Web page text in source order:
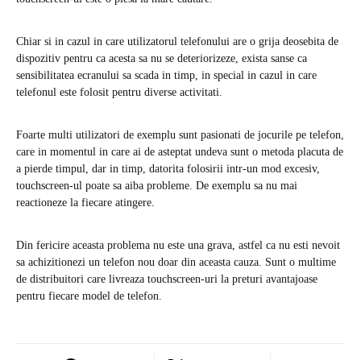
Chiar si in cazul in care utilizatorul telefonului are o grija deosebita de
dispozitiv pentru ca acesta sa nu se deteriorizeze, exista sanse ca
sensibilitatea ecranului sa scada in timp, in special in cazul in care
telefonul este folosit pentru diverse activitati.
Foarte multi utilizatori de exemplu sunt pasionati de jocurile pe telefon,
care in momentul in care ai de asteptat undeva sunt o metoda placuta de
a pierde timpul, dar in timp, datorita folosirii intr-un mod excesiv,
touchscreen-ul poate sa aiba probleme. De exemplu sa nu mai
reactioneze la fiecare atingere.
Din fericire aceasta problema nu este una grava, astfel ca nu esti nevoit
sa achizitionezi un telefon nou doar din aceasta cauza. Sunt o multime
de distribuitori care livreaza touchscreen-uri la preturi avantajoase
pentru fiecare model de telefon.